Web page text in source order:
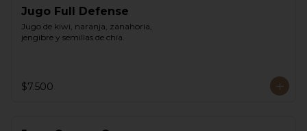
Jugo Full Defense
Jugo de kiwi, naranja, zanahoria,
jengibre y semillas de chía.
$7.500